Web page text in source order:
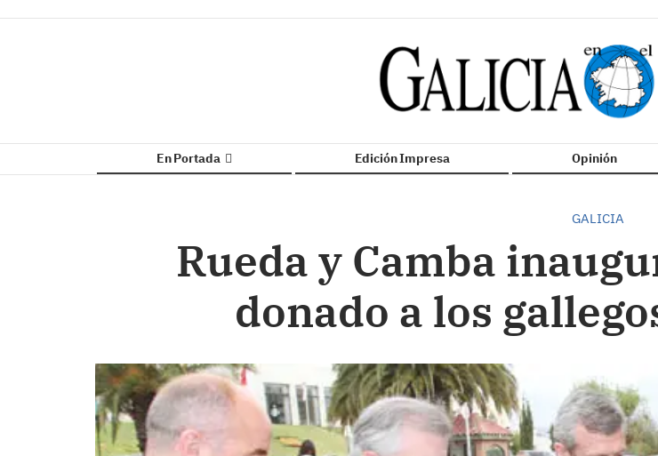
En Portada Edición Impresa Opinión
GALICIA
Rueda y Camba
donado a los